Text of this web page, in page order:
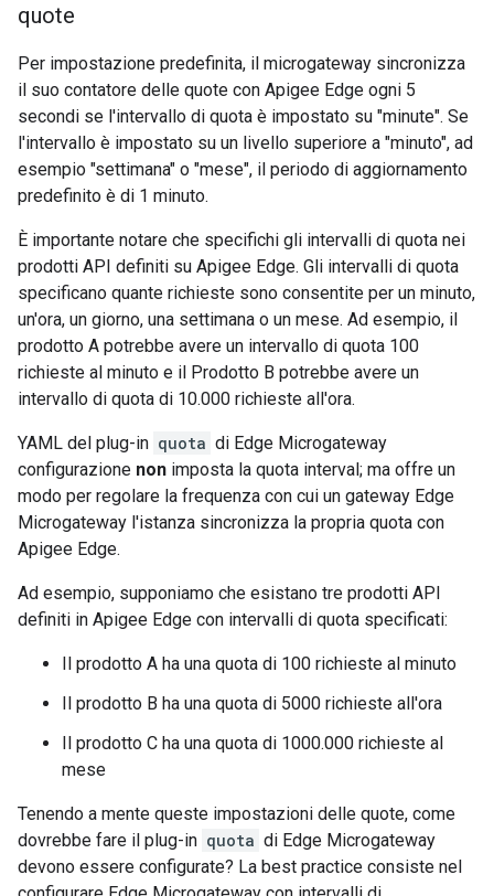
quote
Per impostazione predefinita, il microgateway sincronizza
il suo contatore delle quote con Apigee Edge ogni 5
secondi se l'intervallo di quota è impostato su "minute". Se
l'intervallo è impostato su un livello superiore a "minuto", ad
esempio "settimana" o "mese", il periodo di aggiornamento
predefinito è di 1 minuto.
È importante notare che specifichi gli intervalli di quota nei
prodotti API definiti su Apigee Edge. Gli intervalli di quota
specificano quante richieste sono consentite per un minuto,
un'ora, un giorno, una settimana o un mese. Ad esempio, il
prodotto A potrebbe avere un intervallo di quota 100
richieste al minuto e il Prodotto B potrebbe avere un
intervallo di quota di 10.000 richieste all'ora.
YAML del plug-in quota di Edge Microgateway
configurazione non imposta la quota interval; ma offre un
modo per regolare la frequenza con cui un gateway Edge
Microgateway l'istanza sincronizza la propria quota con
Apigee Edge.
Ad esempio, supponiamo che esistano tre prodotti API
definiti in Apigee Edge con intervalli di quota specificati:
Il prodotto A ha una quota di 100 richieste al minuto
Il prodotto B ha una quota di 5000 richieste all'ora
Il prodotto C ha una quota di 1000.000 richieste al
mese
Tenendo a mente queste impostazioni delle quote, come
dovrebbe fare il plug-in quota di Edge Microgateway
devono essere configurate? La best practice consiste nel